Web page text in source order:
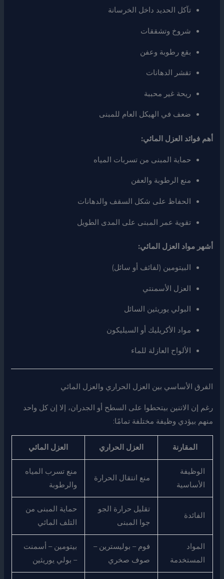
تآكل الحديد داخل الخرسانة
شروخ وتشققات
بقع رطوبة وعفن
تقشر الدهانات
ريحة غير محببة
ضعف في الهيكل العام للمبنى
أهم فوائد العزل المائي:
حماية المبنى من تسربات المياه
منع الرطوبة والعفن
الحفاظ على شكل السقف والدهانات
تقوية عمر المبنى على المدى الطويل
أشهر مواد العزل المائي:
البيتومين (لفائف أو سائل)
العزل الأسمنتي
البولي يوريثين السائل
مواد الأكريليك أو السيليكون
الألواح العازلة للماء
الفرق الأساسي بين العزل الحراري والعزل المائي
رغم إن الاتنين بيتحطوا على السطح أو الجدران، إلا إن كل واحد
منهم بيؤدي وظيفة مختلفة تمامًا:
المقارنة العزل الحراري العزل المائي
الوظيفة
الأساسية
منع انتقال الحرارة
منع تسرب المياه
والرطوبة
الفائدة
تقليل حرارة الجو
جوا المبنى
حماية المبنى من
التلف المائي
المواد
المستخدمة
فوم – بوليسترين –
صوف صخري
بيتومين – أسمنت
– بولي يوريثين